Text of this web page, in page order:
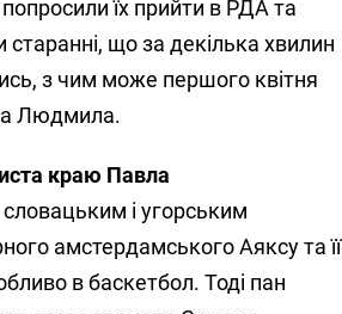
їх прийти в РДА та
що за декілька хвилин
з чим може першого квітня
Людмила.
краю Павла
і угорським
амстердамського Аяксу та її
в баскетбол. Тоді пан